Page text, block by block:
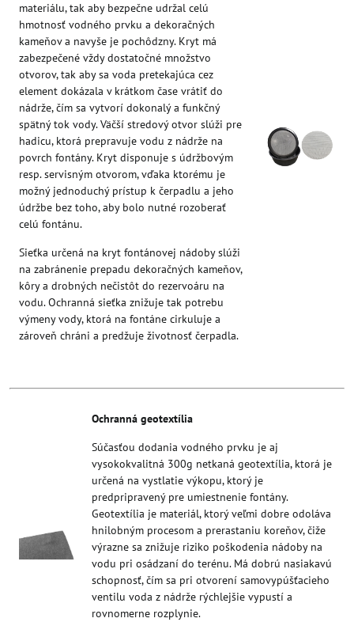
materiálu, tak aby bezpečne udržal celú
hmotnosť vodného prvku a dekoračných
kameňov a navyše je pochôdzny. Kryt má
zabezpečené vždy dostatočné množstvo
otvorov, tak aby sa voda pretekajúca cez
element dokázala v krátkom čase vrátiť do
nádrže, čím sa vytvorí dokonalý a funkčný
spätný tok vody. Väčší stredový otvor slúži pre
hadicu, ktorá prepravuje vodu z nádrže na
povrch fontány. Kryt disponuje s údržbovým
resp. servisným otvorom, vďaka ktorému je
možný jednoduchý prístup k čerpadlu a jeho
údržbe bez toho, aby bolo nutné rozoberať
celú fontánu.
Sieťka určená na kryt fontánovej nádoby slúži
na zabránenie prepadu dekoračných kameňov,
kôry a drobných nečistôt do rezervoáru na
vodu. Ochranná sieťka znižuje tak potrebu
výmeny vody, ktorá na fontáne cirkuluje a
zároveň chráni a predžuje životnosť čerpadla.
Ochranná geotextília
Súčasťou dodania vodného prvku je aj
vysokokvalitná 300g netkaná geotextília, ktorá je
určená na vystlatie výkopu, ktorý je
predpripravený pre umiestnenie fontány.
Geotextília je materiál, ktorý veľmi dobre odoláva
hnilobným procesom a prerastaniu koreňov, čiže
výrazne sa znižuje riziko poškodenia nádoby na
vodu pri osádzaní do terénu. Má dobrú nasiakavú
schopnosť, čím sa pri otvorení samovypúšťacieho
ventilu voda z nádrže rýchlejšie vypustí a
rovnomerne rozplynie.